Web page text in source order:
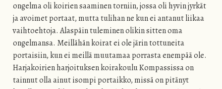
ongelma oli koirien saaminen torniin, jossa oli hyvin jyrkät
ja avoimet portaat, mutta tulihan ne kun ei antanut liikaa
vaihtoehtoja. Alaspäin tuleminen olikin sitten oma
ongelmansa. Meillähän koirat ei ole järin tottuneita
portaisiin, kun ei meillä muutamaa porrasta enempää ole.
Harjakoirien harjoituksen koirakoulu Kompassissa on
tainnut olla ainut isompi portaikko, missä on pitänyt